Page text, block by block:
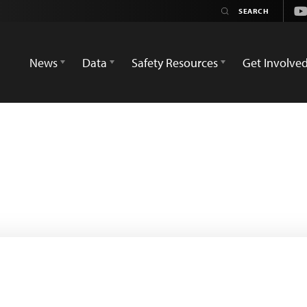
News
Data Safety Resources Get Involved